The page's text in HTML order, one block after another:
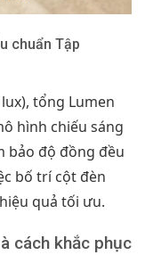
chuẩn Tập
tổng Lumen
hình chiếu sáng
bảo độ đồng đều
bố trí cột đèn
quả tối ưu.
cách khắc phục